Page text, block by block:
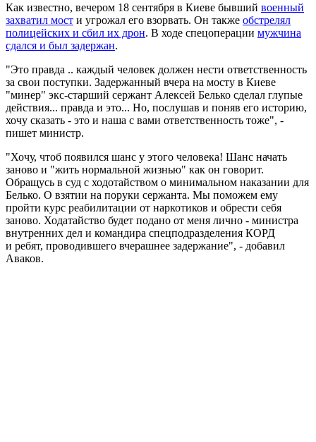
Как известно, вечером 18 сентября в Киеве бывший военный
захватил мост и угрожал его взорвать. Он также обстрелял
полицейских и сбил их дрон. В ходе спецоперации мужчина
сдался и был задержан.
"Это правда .. каждый человек должен нести ответственность
за свои поступки. Задержанный вчера на мосту в Киеве
"минер" экс-старший сержант Алексей Белько сделал глупые
действия... правда и это... Но, послушав и поняв его историю,
хочу сказать - это и наша с вами ответственность тоже", -
пишет министр.
"Хочу, чтоб появился шанс у этого человека! Шанс начать
заново и "жить нормальной жизнью" как он говорит.
Обращусь в суд с ходотайством о минимальном наказании для
Белько. О взятии на поруки сержанта. Мы поможем ему
пройти курс реабилитации от наркотиков и обрести себя
заново. Ходатайство будет подано от меня лично - министра
внутренних дел и командира спецподразделения КОРД
и ребят, проводившего вчерашнее задержание", - добавил
Аваков.